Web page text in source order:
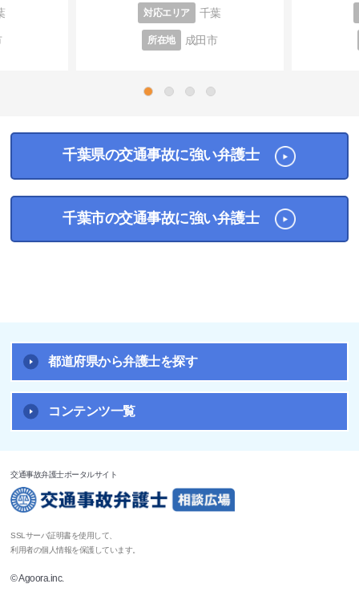
対応エリア 千葉
所在地 成田市
千葉県の交通事故に強い弁護士
千葉市の交通事故に強い弁護士
都道府県から弁護士を探す
コンテンツ一覧
交通事故弁護士ポータルサイト
SSLサーバ証明書を使用して、
利用者の個人情報を保護しています。
© Agoora.inc.